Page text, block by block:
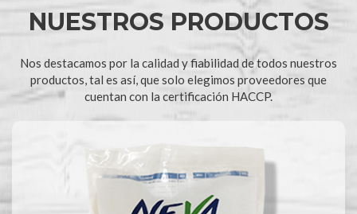
NUESTROS PRODUCTOS
Nos destacamos por la calidad y fiabilidad de todos nuestros
productos, tal es así, que solo elegimos proveedores que
cuentan con la certificación HACCP.